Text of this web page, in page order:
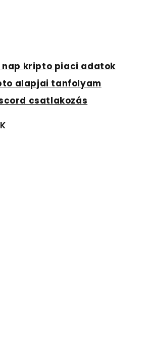
nap kripto piaci adatok
alapjai tanfolyam
csatlakozás